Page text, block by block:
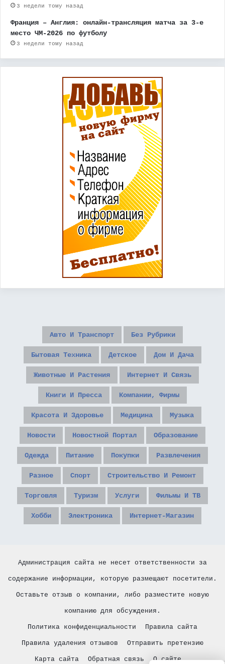
3 недели тому назад
Франция – Англия: онлайн-трансляция матча за 3-е
место ЧМ-2026 по футболу
3 недели тому назад
Авто И Транспорт Без Рубрики
Бытовая Техника Детское Дом И Дача
Животные И Растения Интернет И Связь
Книги И Пресса Компании, Фирмы
Красота И Здоровье Медицина Музыка
Новости Новостной Портал Образование
Одежда Питание Покупки Развлечения
Разное Спорт Строительство И Ремонт
Торговля Туризм Услуги Фильмы И ТВ
Хобби Электроника Интернет-Магазин
Администрация сайта не несет ответственности за
содержание информации, которую размещают посетители.
Оставьте отзыв о компании, либо разместите новую
компанию для обсуждения.
Политика конфиденциальности Правила сайта
Правила удаления отзывов Отправить претензию
Карта сайта Обратная связь
О сайте